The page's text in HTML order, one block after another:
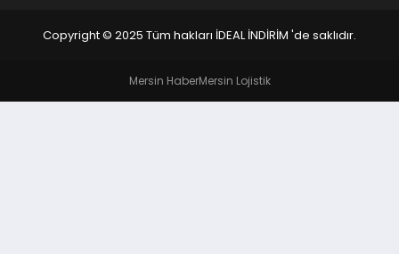
Copyright © 2025 Tüm hakları İDEAL İNDİRİM 'de saklıdır.
Mersin HaberMersin Lojistik